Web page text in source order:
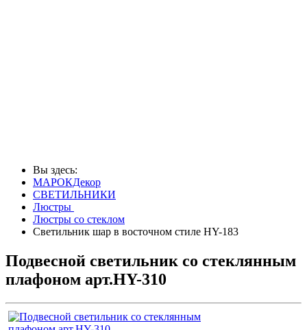
Вы здесь:
МАРОКДекор
СВЕТИЛЬНИКИ
Люстры
Люстры со стеклом
Светильник шар в восточном стиле HY-183
Подвесной светильник со стеклянным
плафоном арт.HY-310